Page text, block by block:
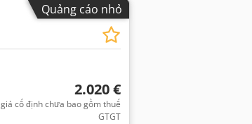
Quảng cáo nhỏ
2.020 €
giá cố định chưa bao gồm thuế
GTGT